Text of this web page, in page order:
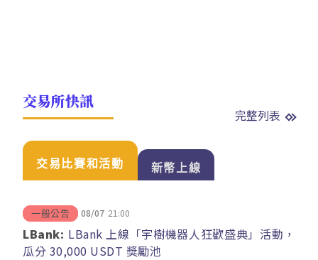
交易所快訊
完整列表
交易比賽和活動 新幣上線
一般公告 08/07 21:00
LBank: LBank 上線「宇樹機器人狂歡盛典」活動，
瓜分 30,000 USDT 獎勵池